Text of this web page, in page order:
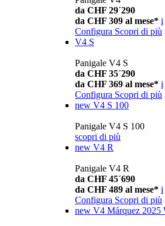
da CHF 29´290
da CHF 309 al mese* i
Configura Scopri di più
V4 S
Panigale V4 S
da CHF 35´290
da CHF 369 al mese* i
Configura Scopri di più
new V4 S 100
Panigale V4 S 100
scopri di più
new V4 R
Panigale V4 R
da CHF 45´690
da CHF 489 al mese* i
Configura Scopri di più
new V4 Márquez 2025